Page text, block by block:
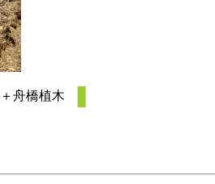
舟橋植木